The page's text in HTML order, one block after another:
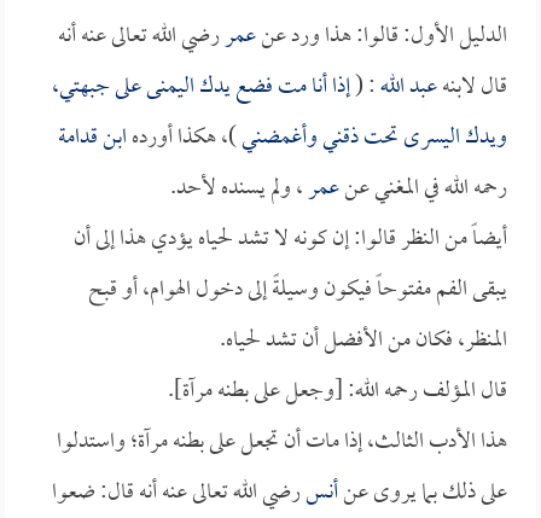
الدليل الأول: قالوا: هذا ورد عنعمررضي الله تعالى عنه أنه
قال لابنهعبد الله: (إذا أنا مت فضع يدك اليمنى على جبهتي،
ويدك اليسرى تحت ذقني وأغمضني)، هكذا أوردهابن قدامة
رحمه الله في المغني عنعمر، ولم يسنده لأحد.
أيضاً من النظر قالوا: إن كونه لا تشد لحياه يؤدي هذا إلى أن
يبقى الفم مفتوحاً فيكون وسيلةً إلى دخول الهوام، أو قبح
المنظر، فكان من الأفضل أن تشد لحياه.
قال المؤلف رحمه الله: [وجعل على بطنه مرآة].
هذا الأدب الثالث، إذا مات أن تجعل على بطنه مرآة؛ واستدلوا
على ذلك بما يروى عنأنسرضي الله تعالى عنه أنه قال: ضعوا